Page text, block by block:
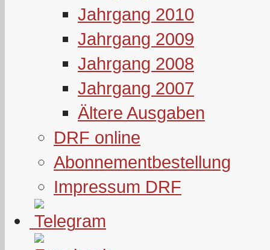
Jahrgang 2010
Jahrgang 2009
Jahrgang 2008
Jahrgang 2007
Ältere Ausgaben
DRF online
Abonnementbestellung
Impressum DRF